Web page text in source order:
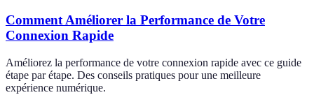
Comment Améliorer la Performance de Votre
Connexion Rapide
Améliorez la performance de votre connexion rapide avec ce guide
étape par étape. Des conseils pratiques pour une meilleure
expérience numérique.